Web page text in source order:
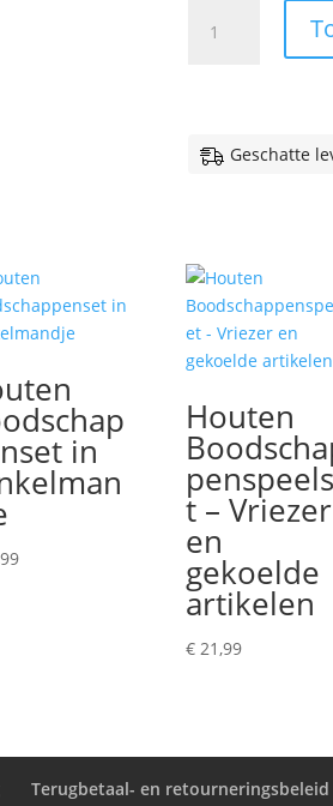
Kinderweegschaal
Geschatte
in
Houten
t – Vriezer
en
gekoelde
artikelen
€ 21,99
Terugbetaal- en retourneringsbeleid